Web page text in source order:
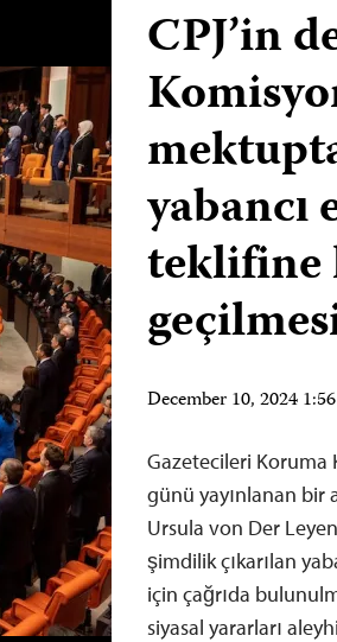
CPJ’in
yabancı
teklifine
December 10, 2024
Gazetecileri Koruma
günü yayınlanan bir
Ursula von Der
şimdilik çıkarılan
için çağrıda
siyasal yararları